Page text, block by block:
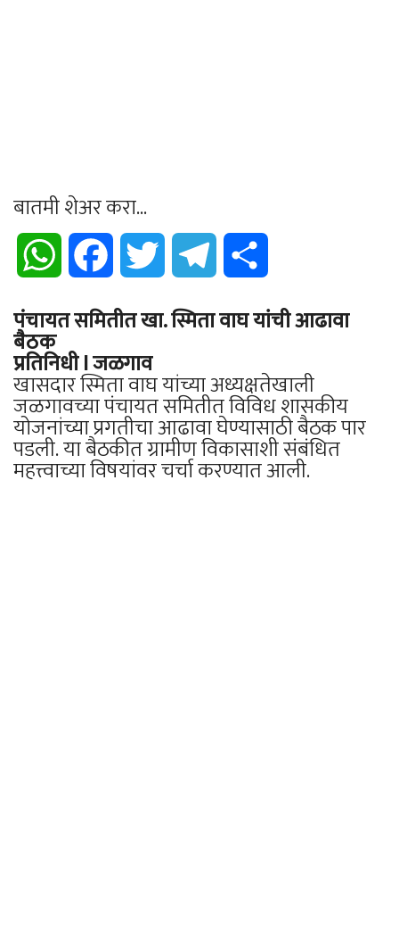
बातमी शेअर करा...
WhatsApp Facebook Twitter Telegram
पंचायत समितीत खा. स्मिता वाघ यांची आढावा
बैठक
प्रतिनिधी I जळगाव
खासदार स्मिता वाघ यांच्या अध्यक्षतेखाली
जळगावच्या पंचायत समितीत विविध शासकीय
योजनांच्या प्रगतीचा आढावा घेण्यासाठी बैठक पार
पडली. या बैठकीत ग्रामीण विकासाशी संबंधित
महत्त्वाच्या विषयांवर चर्चा करण्यात आली.